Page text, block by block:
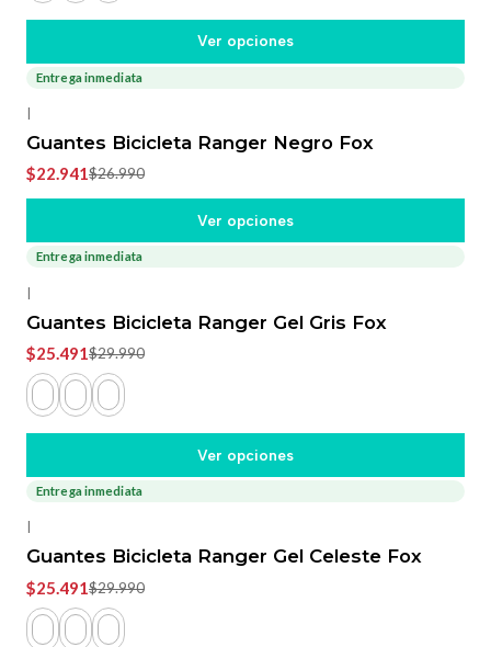
Ver opciones
-15%
Entrega inmediata
|
Guantes Bicicleta Ranger Negro Fox
$22.941$26.990
Ver opciones
Entrega inmediata
|
Guantes Bicicleta Ranger Gel Gris Fox
$25.491$29.990
Ver opciones
Entrega inmediata
|
Guantes Bicicleta Ranger Gel Celeste Fox
$25.491$29.990